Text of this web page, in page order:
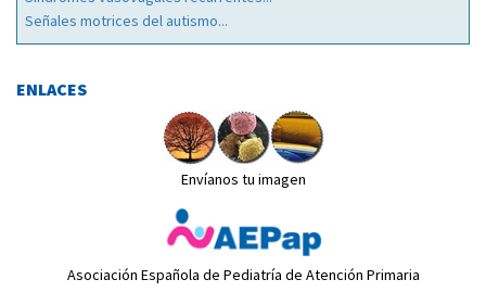
Señales motrices del autismo...
ENLACES
Envíanos tu imagen
Asociación Española de Pediatría de Atención Primaria